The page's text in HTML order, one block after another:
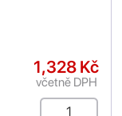
1,328 Kč
včetně DPH